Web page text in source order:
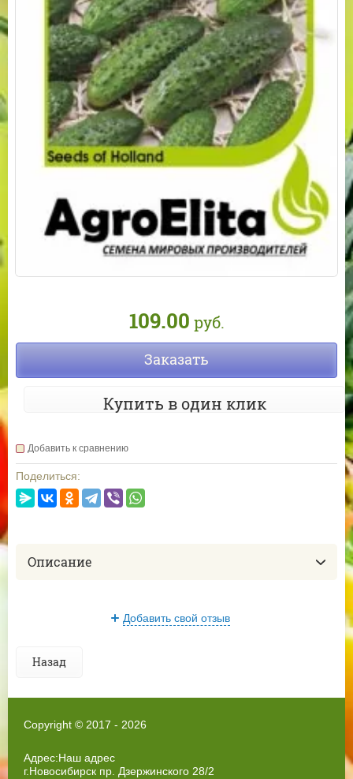
109.00 руб.
Заказать
Купить в один клик
Добавить к сравнению
Поделиться:
Описание
Добавить свой отзыв
Назад
Copyright © 2017 - 2026
Адрес:Наш адрес
г.Новосибирск пр. Дзержинского 28/2